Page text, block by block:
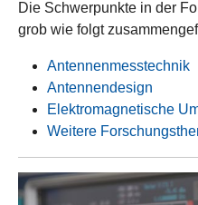
Die Schwerpunkte in der
grob wie folgt
Antennenmesstechnik
Antennendesign
Elektromagnetische
Weitere